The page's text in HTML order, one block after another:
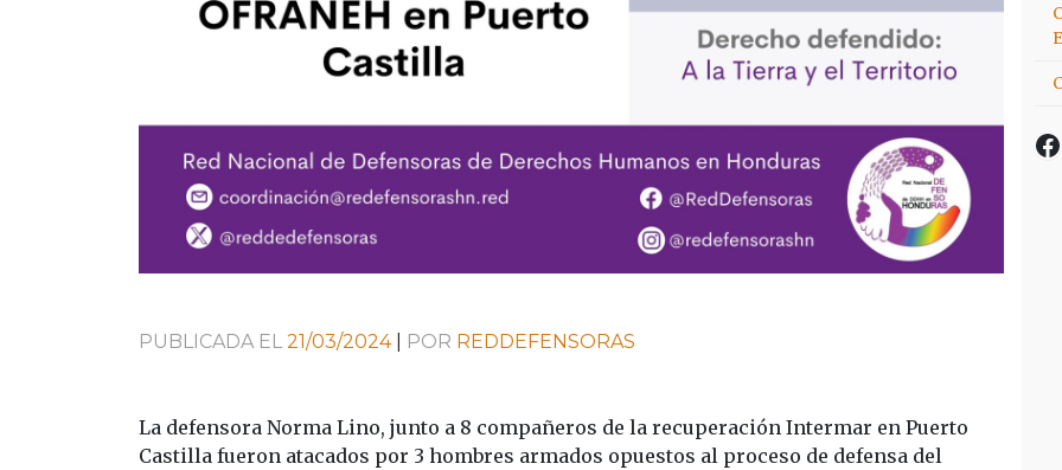
PUBLICADA EL 21/03/2024| POR REDDEFENSORAS
La defensora Norma Lino, junto a 8 compañeros de la recuperación Intermar en Puerto
Castilla fueron atacados por 3 hombres armados opuestos al proceso de defensa del